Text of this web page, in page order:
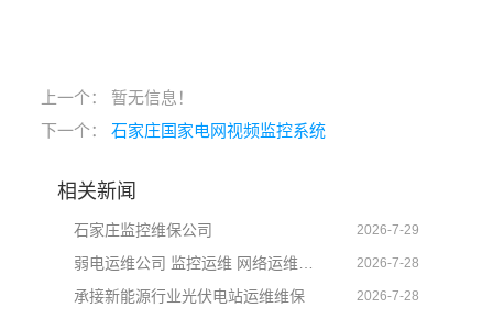
上一个： 暂无信息！
下一个：石家庄国家电网视频监控系统
相关新闻
石家庄监控维保公司 2026-7-29
2026-7-28
承接新能源行业光伏电站运维维保 2026-7-28